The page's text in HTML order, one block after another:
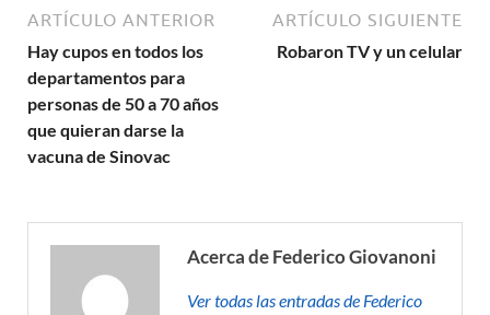
ARTÍCULO ANTERIOR
Hay cupos en todos los
departamentos para
personas de 50 a 70 años
que quieran darse la
vacuna de Sinovac
ARTÍCULO SIGUIENTE
Robaron TV y un celular
Acerca de Federico Giovanoni
Ver todas las entradas de Federico